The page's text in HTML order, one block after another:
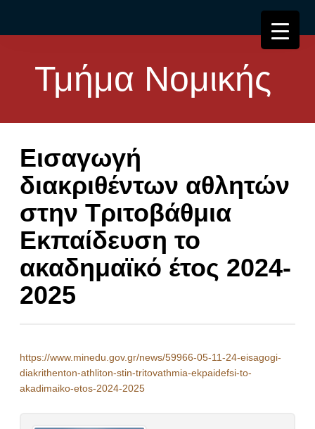
Τμήμα Νομικής
Εισαγωγή
διακριθέντων αθλητών
στην Τριτοβάθμια
Εκπαίδευση το
ακαδημαϊκό έτος 2024-
2025
https://www.minedu.gov.gr/news/59966-05-11-24-eisagogi-
diakrithenton-athliton-stin-tritovathmia-ekpaidefsi-to-
akadimaiko-etos-2024-2025